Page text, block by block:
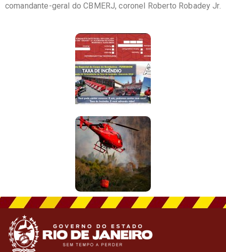
comandante-geral do CBMERJ, coronel Roberto Robadey Jr.